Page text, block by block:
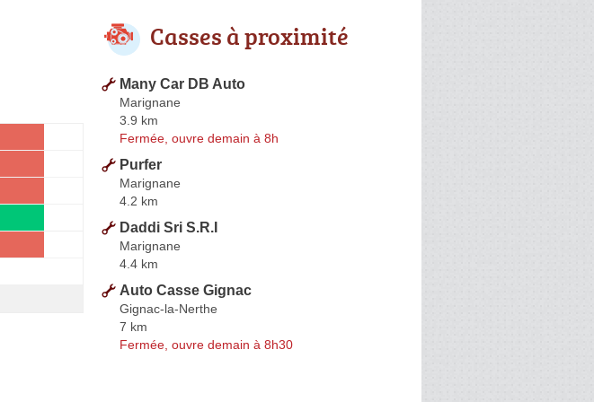
Casses à proximité
Many Car DB Auto
Marignane
3.9 km
Fermée, ouvre demain à 8h
Purfer
Marignane
4.2 km
Daddi Sri S.R.I
Marignane
4.4 km
Auto Casse Gignac
Gignac-la-Nerthe
7 km
Fermée, ouvre demain à 8h30